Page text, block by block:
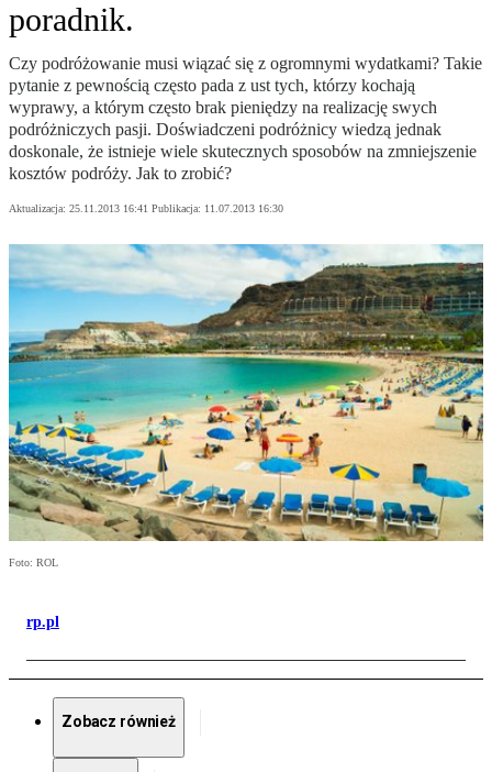
poradnik.
Czy podróżowanie musi wiązać się z ogromnymi wydatkami? Takie
pytanie z pewnością często pada z ust tych, którzy kochają
wyprawy, a którym często brak pieniędzy na realizację swych
podróżniczych pasji. Doświadczeni podróżnicy wiedzą jednak
doskonale, że istnieje wiele skutecznych sposobów na zmniejszenie
kosztów podróży. Jak to zrobić?
Aktualizacja: 25.11.2013 16:41 Publikacja: 11.07.2013 16:30
Foto: ROL
rp.pl
Zobacz również